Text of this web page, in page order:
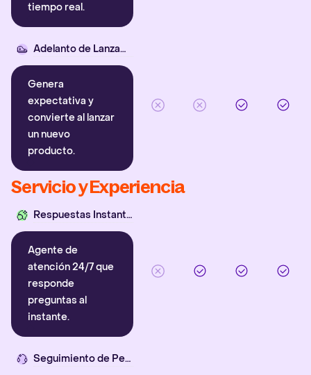
tiempo real.
Adelanto de Lanzamiento
Genera
expectativa y
convierte al lanzar
un nuevo
producto.
Servicio y Experiencia
Respuestas Instantáneas
Agente de
atención 24/7 que
responde
preguntas al
instante.
Seguimiento de Pedidos